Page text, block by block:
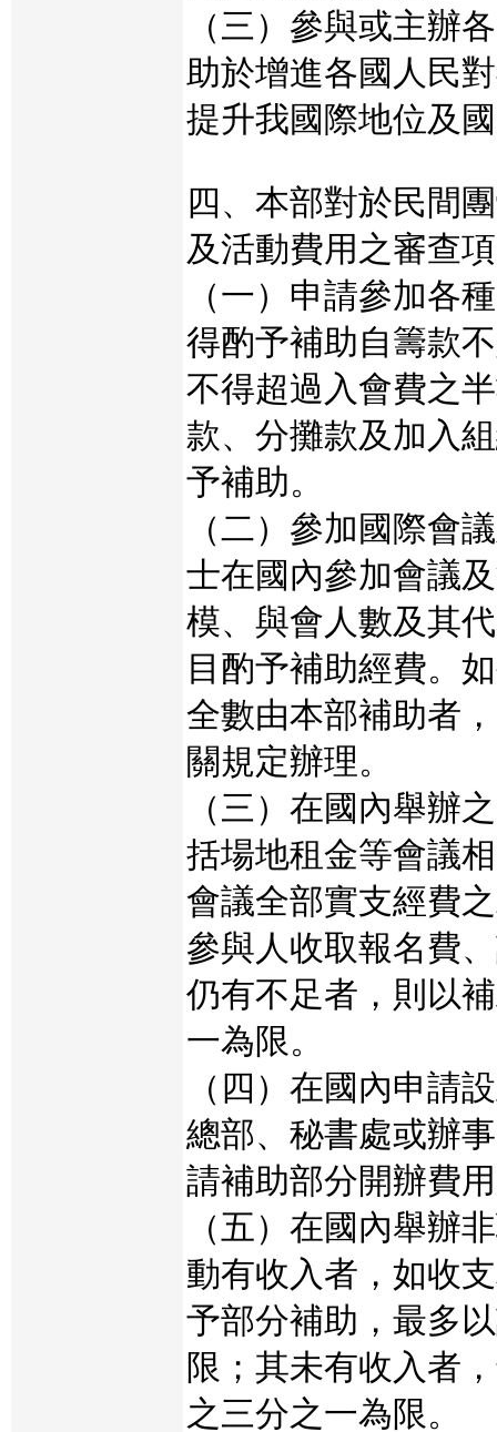
（三）參與或主辦
助於增進各國人民
提升我國際地位及
四、本部對於民間
及活動費用之審查
（一）申請參加各
得酌予補助自籌款
不得超過入會費之
款、分攤款及加入
予補助。
（二）參加國際會
士在國內參加會議
模、與會人數及其
目酌予補助經費。
全數由本部補助者
關規定辦理。
（三）在國內舉辦
括場地租金等會議
會議全部實支經費
參與人收取報名費
仍有不足者，則以
一為限。
（四）在國內申請
總部、秘書處或辦
請補助部分開辦費
（五）在國內舉辦
動有收入者，如收
予部分補助，最多
限；其未有收入者
之三分之一為限。